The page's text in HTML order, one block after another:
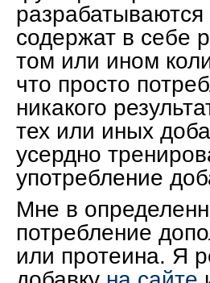
содержат в себе
том или ином
что просто
никакого
тех или иных
усердно
употребление
Мне в
потребление
или протеина. Я